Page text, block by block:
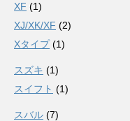
XF (1)
XJ/XK/XF (2)
Xタイプ(1)
スズキ (1)
スイフト (1)
スバル (7)